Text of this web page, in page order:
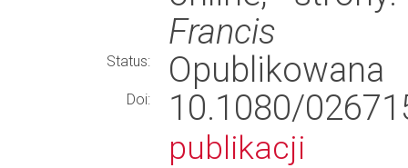
Francis
Status: Opublikowana
Doi: 10.1080/
publikacji